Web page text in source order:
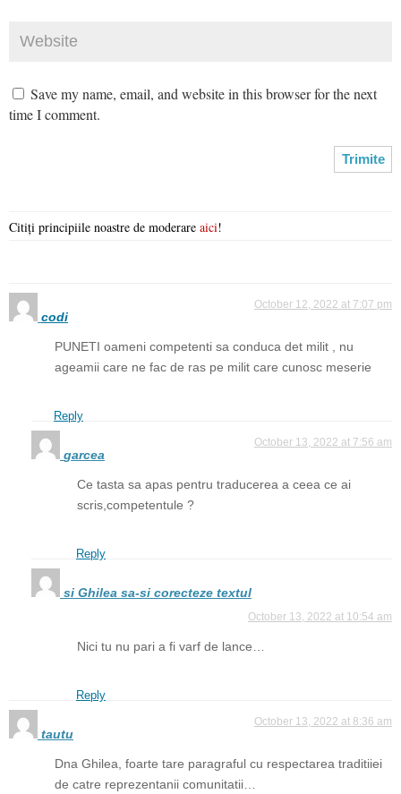
Save my name, email, and website in this browser for the next
time I comment.
Citiți principiile noastre de moderare aici!
codi
October 12, 2022 at 7:07 pm
PUNETI oameni competenti sa conduca det milit , nu
ageamii care ne fac de ras pe milit care cunosc meserie
Reply
garcea
October 13, 2022 at 7:56 am
Ce tasta sa apas pentru traducerea a ceea ce ai
scris,competentule ?
Reply
si Ghilea sa-si corecteze textul
October 13, 2022 at 10:54 am
Nici tu nu pari a fi varf de lance…
Reply
tautu
October 13, 2022 at 8:36 am
Dna Ghilea, foarte tare paragraful cu respectarea traditiiei
de catre reprezentanii comunitatii…